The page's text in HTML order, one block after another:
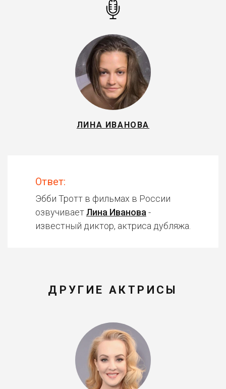
ЛИНА ИВАНОВА
Ответ:
Эбби Тротт в фильмах в России
озвучиваетЛина Иванова -
известный диктор, актриса дубляжа.
ДРУГИЕ АКТРИСЫ